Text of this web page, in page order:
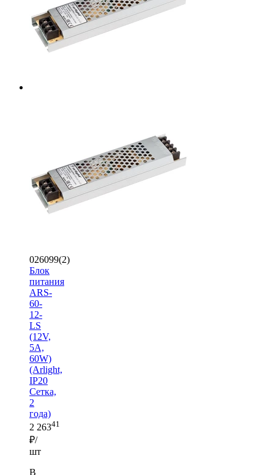
026099(2)
Блок
питания
ARS-
60-
12-
LS
(12V,
5A,
60W)
(Arlight,
IP20
Сетка,
2
года)
2 26341
₽/
шт
В